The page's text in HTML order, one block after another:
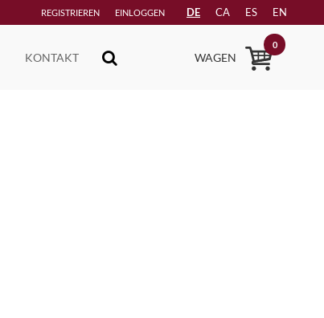
REGISTRIEREN EINLOGGEN DE CA ES EN
KONTAKT WAGEN
0